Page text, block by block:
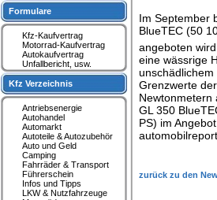
Im September
BlueTEC (50
angeboten
eine wässrige
Grenzwerte
Newtonmetern
GL 350
PS) im
zurück zu den
Formulare
Kfz-Kaufvertrag
Motorrad-Kaufvertrag
Autokaufvertrag
Unfallbericht, usw.
Kfz Verzeichnis
Antriebsenergie
Autohandel
Automarkt
Autoteile & Autozubehör
Auto und Geld
Camping
Fahrräder & Transport
Führerschein
Infos und Tipps
LKW & Nutzfahrzeuge